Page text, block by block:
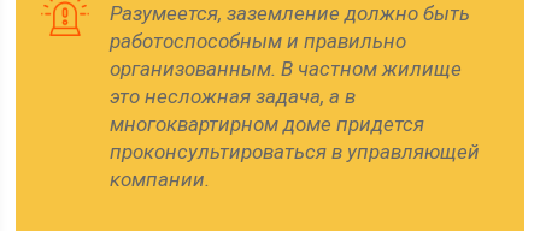
Разумеется, заземление должно быть
работоспособным и правильно
организованным. В частном жилище
это несложная задача, а в
многоквартирном доме придется
проконсультироваться в управляющей
компании.